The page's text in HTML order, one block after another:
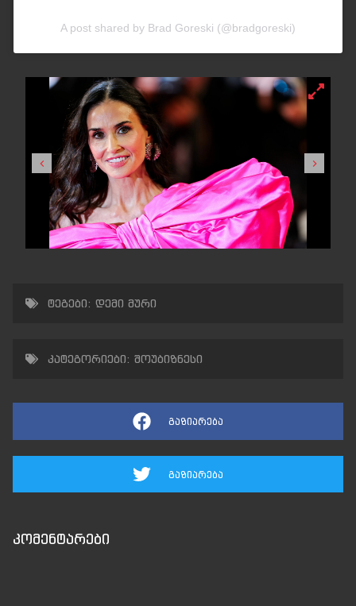
A post shared by Brad Goreski (@bradgoreski)
ტეგები: დემი მური
კატეგორიები: შოუბიზნესი
გაზიარება
გაზიარება
კომენტარები